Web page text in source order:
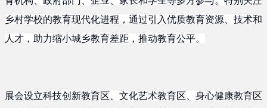
乡村学校的教育现代化进程，通过引入优质教育资源、技术和
人才，助力缩小城乡教育差距，推动教育公平。
展会设立科技创新教育区、文化艺术教育区、身心健康教育区